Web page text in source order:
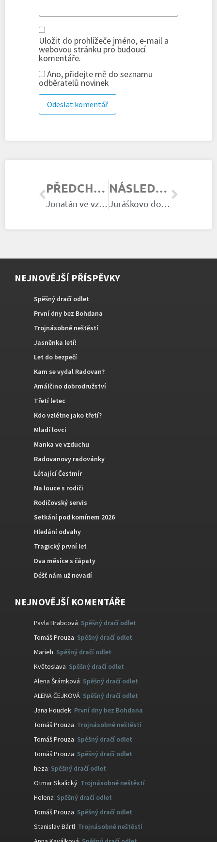
Uložit do prohlížeče jméno, e-mail a
webovou stránku pro budoucí
komentáře.
Ano, přidejte mě do seznamu
odběratelů novinek
PŘEDCHOZÍ ČLÁNEK
Jonatán ve vzduchu
NÁSLEDUJÍCÍ ČLÁNEK
Juráškovo dobrodružství
NEJNOVĚJŠÍ PŘÍSPĚVKY
Spěšný dračí odlet
První dny bez Bohdana
Trojnásobné neštěstí
Jasněnka letí!
Let do bezpečí
Kam se vydal Radovan?
Amálčino dobrodružství
Třetí letec
Kdo vzlétne jako třetí?
Mladí lovci
Manka ve vzduchu
Radovanovy radovánky
Létající Čestmír
Na louce s rodiči
Rodičovský servis
Setkání pod komínem 2026
Hledání odvahy
Tragický první let
Dva měsíce s čápaty
Déšť nám už nevadí
NEJNOVĚJŠÍ KOMENTÁŘE
Pavla Brabcová Spěšný dračí odlet
Tomáš Prouza Spěšný dračí odlet
Marieh Spěšný dračí odlet
Květoslava Spěšný dračí odlet
Alena Šrámková Spěšný dračí odlet
ALENA ČEJKOVÁ Spěšný dračí odlet
Jana Houdek První dny bez Bohdana
Tomáš Prouza Trojnásobné neštěstí
Tomáš Prouza Spěšný dračí odlet
Tomáš Prouza Spěšný dračí odlet
heza Spěšný dračí odlet
Otmar Skalický Trojnásobné neštěstí
Helena Spěšný dračí odlet
Tomáš Prouza Spěšný dračí odlet
Stanislav Bártl Trojnásobné neštěstí